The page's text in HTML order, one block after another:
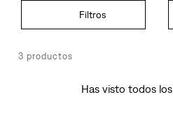
3 productos
Has visto todos los